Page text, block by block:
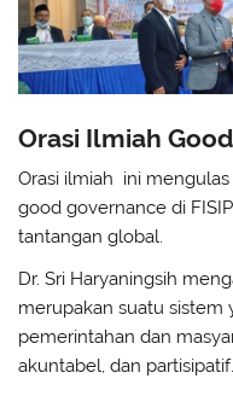
Orasi Ilmiah
Orasi ilmiah ini
good governance di
tantangan global.
Dr. Sri Haryaningsih
merupakan suatu
pemerintahan dan
akuntabel, dan partisipatif.